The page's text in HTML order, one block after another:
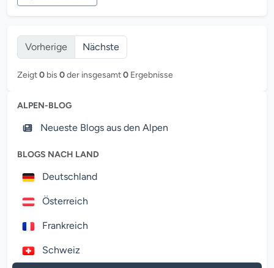
Vorherige Nächste
Zeigt0 bis 0der insgesamt0 Ergebnisse
ALPEN-BLOG
Neueste Blogs aus den Alpen
BLOGS NACH LAND
Deutschland
Österreich
Frankreich
Schweiz